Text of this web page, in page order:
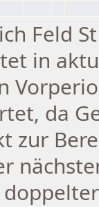
Feld
in
da
zur